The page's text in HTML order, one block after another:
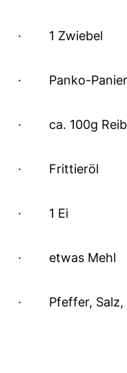
· 1 Zwiebel
· Panko-
· ca. 100g
· Frittieröl
· 1 Ei
· etwas Mehl
· Pfeffer,